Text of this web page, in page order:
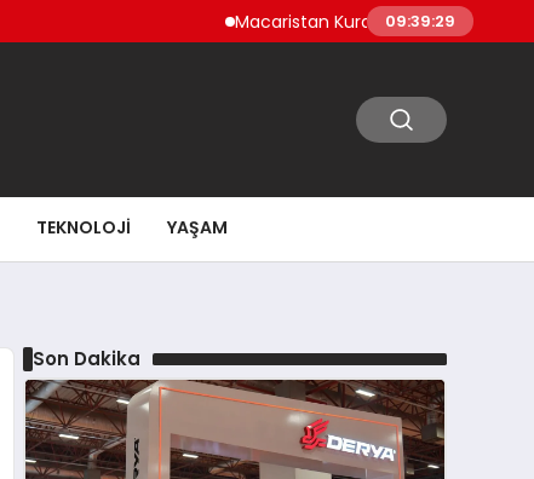
Macaristan Kuraklık Nedeniyle Paks
09:39:30
TEKNOLOJI YAŞAM
Son Dakika